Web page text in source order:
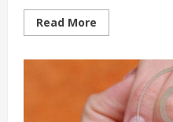
Read More
more
Wanita
Paling
Wangi
yang
Wajib